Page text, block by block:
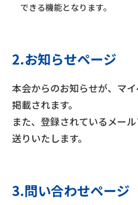
できる機能となります。
2.お知らせページ
本会からのお知らせが、マ
掲載されます。
また、登録されているメー
送りいたします。
3.問い合わせページ